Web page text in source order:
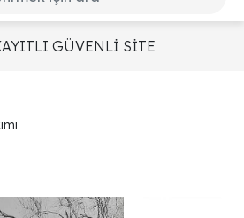
GÜVENLİ SİTE